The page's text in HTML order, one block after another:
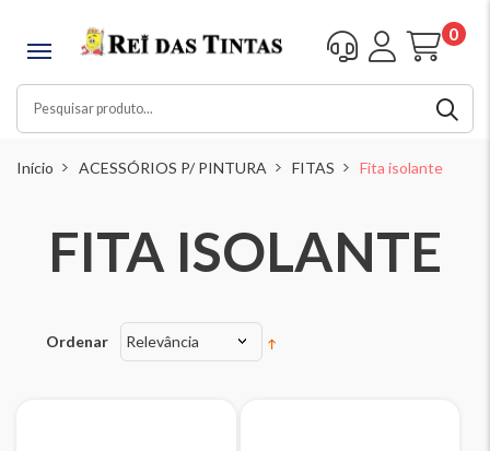
0
Início ACESSÓRIOS P/ PINTURA FITAS Fita isolante
FITA ISOLANTE
Ordenar Relevância